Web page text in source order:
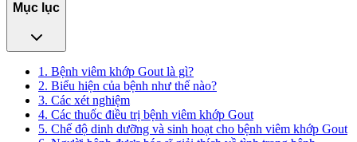
Mục lục
1. Bệnh viêm khớp Gout là gì?
2. Biểu hiện của bệnh như thế nào?
3. Các xét nghiệm
4. Các thuốc điều trị bệnh viêm khớp Gout
5. Chế độ dinh dưỡng và sinh hoạt cho bệnh viêm khớp Gout